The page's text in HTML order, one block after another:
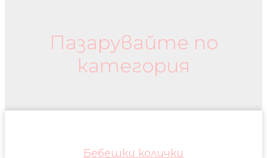
Пазарувайте по
категория
Бебешки колички